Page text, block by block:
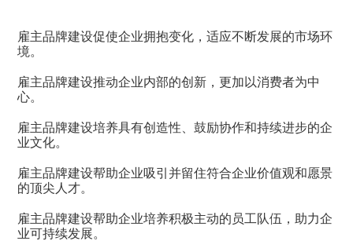
雇主品牌建设促使企业拥抱变化，适应不断发展的市场环
境。
雇主品牌建设推动企业内部的创新，更加以消费者为中
心。
雇主品牌建设培养具有创造性、鼓励协作和持续进步的企
业文化。
雇主品牌建设帮助企业吸引并留住符合企业价值观和愿景
的顶尖人才。
雇主品牌建设帮助企业培养积极主动的员工队伍，助力企
业可持续发展。